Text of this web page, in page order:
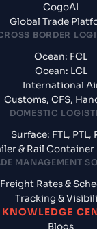
CogoAI
Global Trade
BORDER
Ocean: FCL
Ocean: LCL
International
Customs, CFS,
DOMESTIC
Surface: FTL, PTL,
& Rail Container
MANAGEMENT
Freight Rates &
Tracking &
KNOWLEDGE